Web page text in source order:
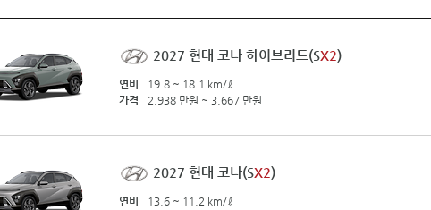
2027 현대 코나 하이브리드(SX2)
연비
19.8 ~ 18.1 km/ℓ
가격
2,938 만원 ~ 3,667 만원
2027 현대 코나(SX2)
연비
13.6 ~ 11.2 km/ℓ